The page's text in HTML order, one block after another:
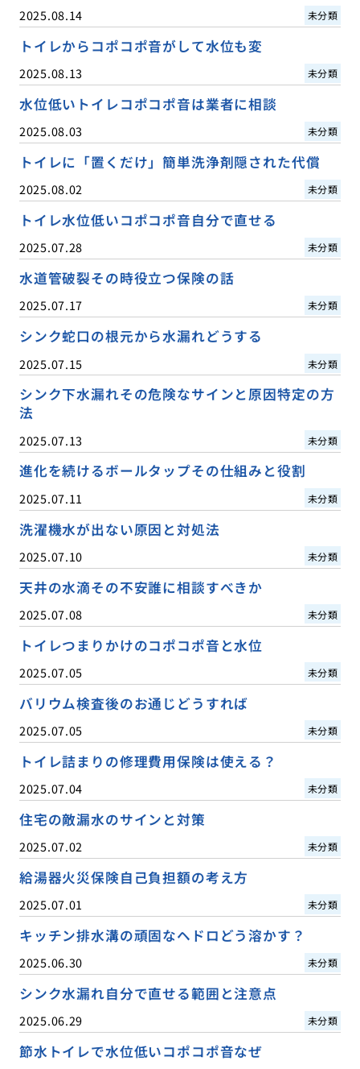
2025.08.14 未分類
トイレからコポコポ音がして水位も変
2025.08.13 未分類
水位低いトイレコポコポ音は業者に相談
2025.08.03 未分類
トイレに「置くだけ」簡単洗浄剤隠された代償
2025.08.02 未分類
トイレ水位低いコポコポ音自分で直せる
2025.07.28 未分類
水道管破裂その時役立つ保険の話
2025.07.17 未分類
シンク蛇口の根元から水漏れどうする
2025.07.15 未分類
シンク下水漏れその危険なサインと原因特定の方
法
2025.07.13 未分類
進化を続けるボールタップその仕組みと役割
2025.07.11 未分類
洗濯機水が出ない原因と対処法
2025.07.10 未分類
天井の水滴その不安誰に相談すべきか
2025.07.08 未分類
トイレつまりかけのコポコポ音と水位
2025.07.05 未分類
バリウム検査後のお通じどうすれば
2025.07.05 未分類
トイレ詰まりの修理費用保険は使える？
2025.07.04 未分類
住宅の敵漏水のサインと対策
2025.07.02 未分類
給湯器火災保険自己負担額の考え方
2025.07.01 未分類
キッチン排水溝の頑固なヘドロどう溶かす？
2025.06.30 未分類
シンク水漏れ自分で直せる範囲と注意点
2025.06.29 未分類
節水トイレで水位低いコポコポ音なぜ